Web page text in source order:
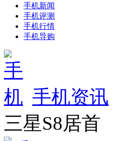
手机新闻
手机评测
手机行情
手机导购
手机资讯
三星S8居首